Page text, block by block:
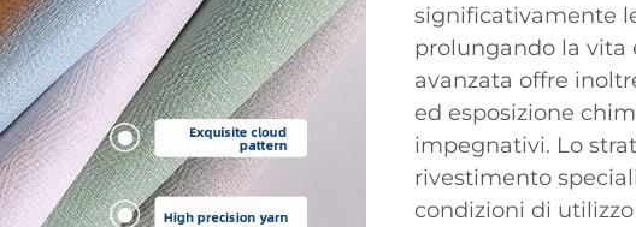
significativamente
prolungando la vita
avanzata offre
ed esposizione
impegnativi. Lo
rivestimento
condizioni di